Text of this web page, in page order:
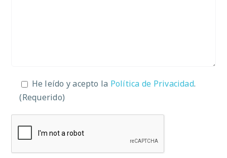
He leído y acepto la Política de Privacidad.
(Requerido)